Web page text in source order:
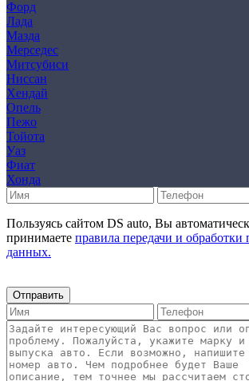
Форд
Лада
Мазда
Мерседес
Митсубиси
Ниссан
Хендай
Опель
Пежо
Тойота
Уаз
Фиат
Хонда
Пользуясь сайтом DS auto, Вы
принимаете правила передачи и обработки
данных.
Отправить